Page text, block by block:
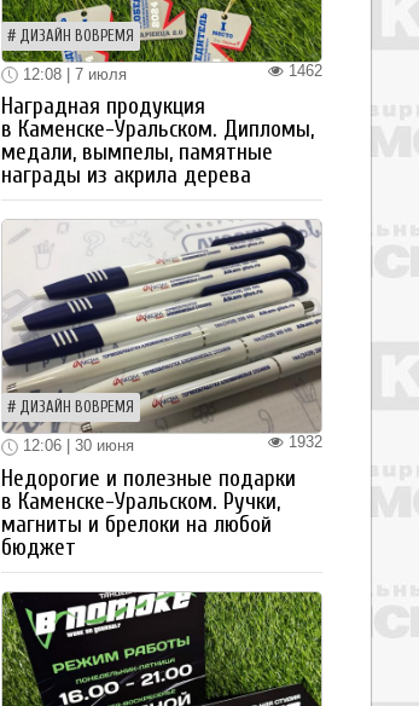
ДИЗАЙН ВОВРЕМЯ
1462
12:08 | 7 июля
Наградная продукция
в Каменске-Уральском. Дипломы,
медали, вымпелы, памятные
награды из акрила дерева
ДИЗАЙН ВОВРЕМЯ
1932
12:06 | 30 июня
Недорогие и полезные подарки
в Каменске-Уральском. Ручки,
магниты и брелоки на любой
бюджет